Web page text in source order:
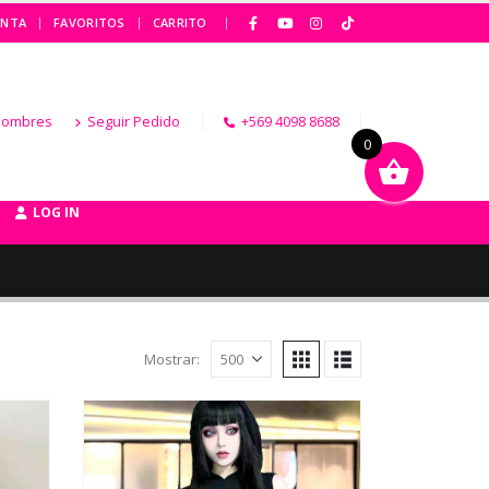
FAVORITOS CARRITO |
Seguir Pedido +569 4098 8688
LOG IN
Mostrar:
0